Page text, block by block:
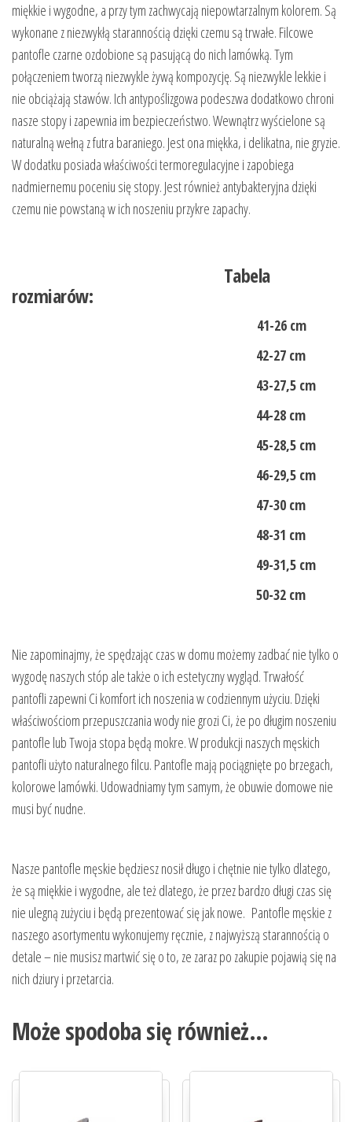
miękkie i wygodne, a przy tym zachwycają niepowtarzalnym kolorem. Są
wykonane z niezwykłą starannością dzięki czemu są trwałe. Filcowe
pantofle czarne ozdobione są pasującą do nich lamówką. Tym
połączeniem tworzą niezwykle żywą kompozycję. Są niezwykle lekkie i
nie obciążają stawów. Ich antypoślizgowa podeszwa dodatkowo chroni
nasze stopy i zapewnia im bezpieczeństwo. Wewnątrz wyścielone są
naturalną wełną z futra baraniego. Jest ona miękka, i delikatna, nie gryzie.
W dodatku posiada właściwości termoregulacyjne i zapobiega
nadmiernemu poceniu się stopy. Jest również antybakteryjna dzięki
czemu nie powstaną w ich noszeniu przykre zapachy.
Tabela
rozmiarów:
41-26 cm
42-27 cm
43-27,5 cm
44-28 cm
45-28,5 cm
46-29,5 cm
47-30 cm
48-31 cm
49-31,5 cm
50-32 cm
Nie zapominajmy, że spędzając czas w domu możemy zadbać nie tylko o
wygodę naszych stóp ale także o ich estetyczny wygląd. Trwałość
pantofli zapewni Ci komfort ich noszenia w codziennym użyciu. Dzięki
właściwościom przepuszczania wody nie grozi Ci, że po długim noszeniu
pantofle lub Twoja stopa będą mokre. W produkcji naszych męskich
pantofli użyto naturalnego filcu. Pantofle mają pociągnięte po brzegach,
kolorowe lamówki. Udowadniamy tym samym, że obuwie domowe nie
musi być nudne.
Nasze pantofle męskie będziesz nosił długo i chętnie nie tylko dlatego,
że są miękkie i wygodne, ale też dlatego, że przez bardzo długi czas się
nie ulegną zużyciu i będą prezentować się jak nowe. Pantofle męskie z
naszego asortymentu wykonujemy ręcznie, z najwyższą starannością o
detale – nie musisz martwić się o to, ze zaraz po zakupie pojawią się na
nich dziury i przetarcia.
Może spodoba się również…